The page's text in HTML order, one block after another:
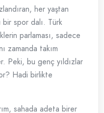
her yaştan
bir spor dalı. Türk
parlaması, sadece
zamanda takım
Peki, bu genç yıldızlar
Hadi birlikte
sahada adeta birer